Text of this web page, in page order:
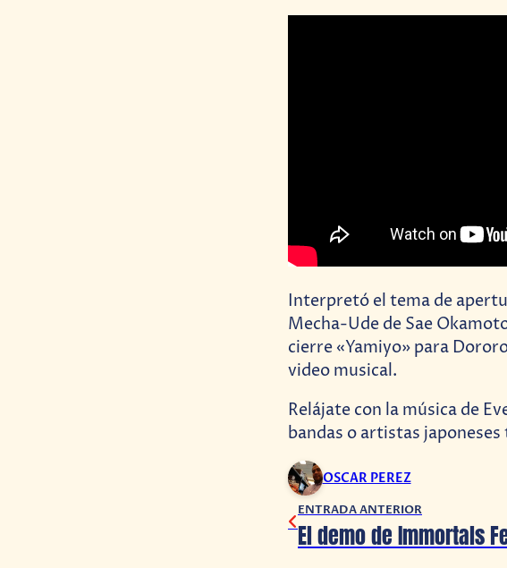
Interpretó el tema de
Mecha-Ude de Sae
cierre «Yamiyo» para
video musical.
Relájate con la música de
bandas o artistas japoneses
OSCAR PEREZ
ENTRADA ANTERIOR